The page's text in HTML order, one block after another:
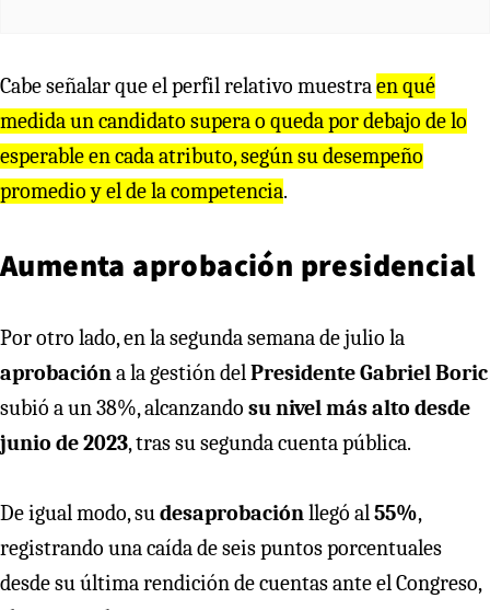
Cabe señalar que el perfil relativo muestraen qué
medida un candidato supera o queda por debajo de lo
esperable en cada atributo, según su desempeño
promedio y el de la competencia.
Aumenta aprobación presidencial
Por otro lado, en la segunda semana de julio la
aprobacióna la gestión delPresidente Gabriel Boric
subió a un 38%, alcanzando su nivel más alto desde
junio de 2023, tras su segunda cuenta pública.
De igual modo, sudesaprobaciónllegó al55%,
registrando una caída de seis puntos porcentuales
desde su última rendición de cuentas ante el Congreso,